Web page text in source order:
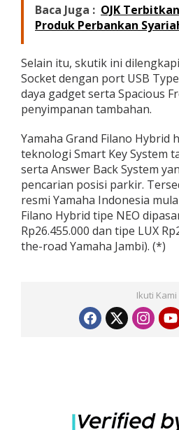
Baca Juga : OJK
Produk Perbankan
Selain itu, skutik ini
Socket dengan port USB
daya gadget serta Spacious
penyimpanan tambahan.
Yamaha Grand Filano Hybrid
teknologi Smart Key System
serta Answer Back System
pencarian posisi parkir.
resmi Yamaha Indonesia
Filano Hybrid tipe NEO
Rp26.455.000 dan tipe LUX
the-road Yamaha Jambi). (*)
Ikuti Kami